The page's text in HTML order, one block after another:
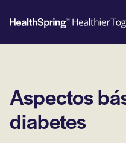
Aspectos
diabetes